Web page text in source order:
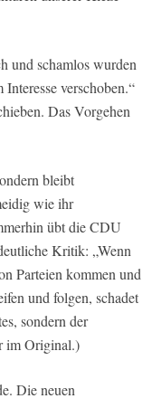
und schamlos wurden
verschoben.“
Das Vorgehen
bleibt
wie ihr
übt die CDU
Kritik: „Wenn
Parteien kommen und
und folgen, schadet
sondern der
im Original.)
Die neuen